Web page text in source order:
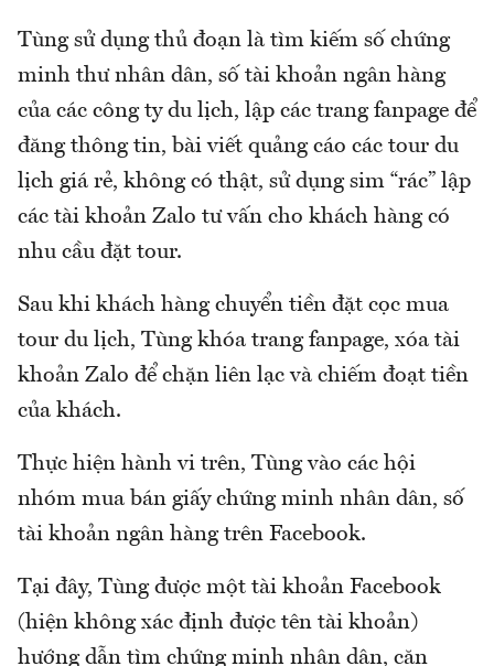
Tùng sử dụng thủ đoạn là tìm kiếm số chứng
minh thư nhân dân, số tài khoản ngân hàng
của các công ty du lịch, lập các trang fanpage để
đăng thông tin, bài viết quảng cáo các tour du
lịch giá rẻ, không có thật, sử dụng sim “rác” lập
các tài khoản Zalo tư vấn cho khách hàng có
nhu cầu đặt tour.
Sau khi khách hàng chuyển tiền đặt cọc mua
tour du lịch, Tùng khóa trang fanpage, xóa tài
khoản Zalo để chặn liên lạc và chiếm đoạt tiền
của khách.
Thực hiện hành vi trên, Tùng vào các hội
nhóm mua bán giấy chứng minh nhân dân, số
tài khoản ngân hàng trên Facebook.
Tại đây, Tùng được một tài khoản Facebook
(hiện không xác định được tên tài khoản)
hướng dẫn tìm chứng minh nhân dân, căn